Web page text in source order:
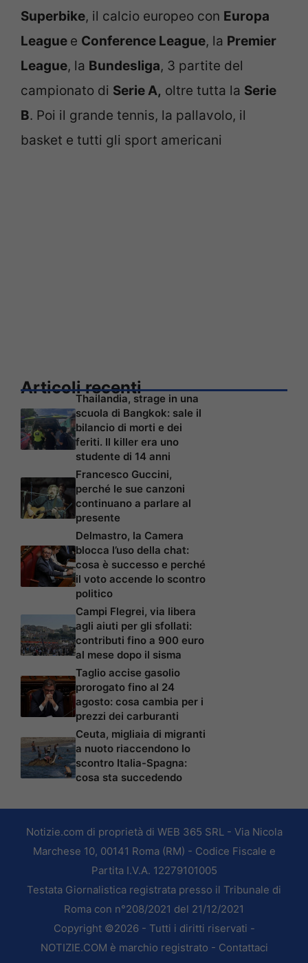
Superbike, il calcio europeo con Europa
League e Conference League, la Premier
League, la Bundesliga, 3 partite del
campionato di Serie A, oltre tutta la Serie
B. Poi il grande tennis, la pallavolo, il
basket e tutti gli sport americani
Articoli recenti
Thailandia, strage in una
scuola di Bangkok: sale il
bilancio di morti e dei
feriti. Il killer era uno
studente di 14 anni
Francesco Guccini,
perché le sue canzoni
continuano a parlare al
presente
Delmastro, la Camera
blocca l’uso della chat:
cosa è successo e perché
il voto accende lo scontro
politico
Campi Flegrei, via libera
agli aiuti per gli sfollati:
contributi fino a 900 euro
al mese dopo il sisma
Taglio accise gasolio
prorogato fino al 24
agosto: cosa cambia per i
prezzi dei carburanti
Ceuta, migliaia di migranti
a nuoto riaccendono lo
scontro Italia-Spagna:
cosa sta succedendo
Notizie.com di proprietà di WEB 365 SRL - Via Nicola
Marchese 10, 00141 Roma (RM) - Codice Fiscale e
Partita I.V.A. 12279101005
Testata Giornalistica registrata presso il Tribunale di
Roma con n°208/2021 del 21/12/2021
Copyright ©2026 - Tutti i diritti riservati -
NOTIZIE.COM è marchio registrato - Contattaci